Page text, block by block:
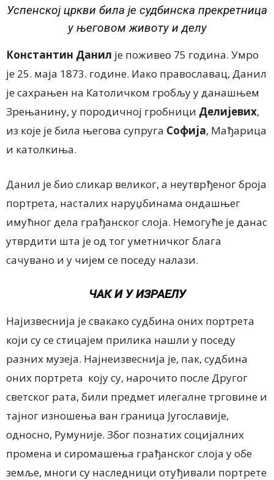
Успенској цркви била је судбинска прекретница
у његовом животу и делу
Константин Данил је поживео 75 година. Умро
је 25. маја 1873. године. Иако православац, Данил
је сахрањен на Католичком гробљу у данашњем
Зрењанину, у породичној гробници Делијевих,
из које је била његова супруга Софија, Мађарица
и католкиња.
Данил је био сликар великог, а неутврђеног броја
портрета, насталих наруџбинама ондашњег
имућног дела грађанског слоја. Немогуће је данас
утврдити шта је од тог уметничког блага
сачувано и у чијем се поседу налази.
ЧАК И У ИЗРАЕЛУ
Најизвеснија је свакако судбина оних портрета
који су се стицајем прилика нашли у поседу
разних музеја. Најнеизвеснија је, пак, судбина
оних портрета коју су, нарочито после Другог
светског рата, били предмет илегалне трговине и
тајног изношења ван граница Југославије,
односно, Румуније. Због познатих социјалних
промена и сиромашења грађанског слоја у обе
земље, многи су наследници отуђивали портрете